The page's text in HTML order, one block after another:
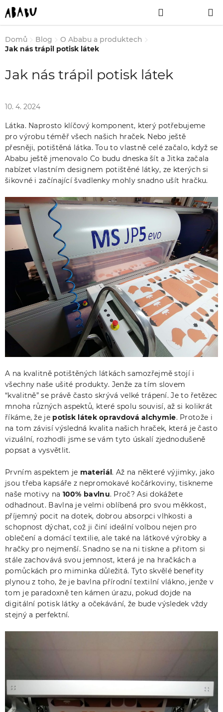
Přejít
na
obsah
NÁKUPNÍ
KOŠÍK
Domů
Blog
O Ababu a produktech
Jak nás trápil potisk látek
Jak nás trápil potisk látek
10. 4. 2024
Látka. Naprosto klíčový komponent, který potřebujeme
pro výrobu téměř všech našich hraček. Nebo ještě
přesněji, potištěná látka. Tou to vlastně celé začalo, když se
Ababu ještě jmenovalo Co budu dneska šít a Jitka začala
nabízet vlastním designem potištěné látky, ze kterých si
šikovné i začínající švadlenky mohly snadno ušít hračku.
A na kvalitně potištěných látkách samozřejmě stojí i
všechny naše ušité produkty. Jenže za tím slovem
“kvalitně” se právě často skrývá velké trápení. Je to řetězec
mnoha různých aspektů, které spolu souvisí, až si kolikrát
říkáme, že je potisk látek opravdová alchymie. Protože i
na tom závisí výsledná kvalita našich hraček, která je často
vizuální, rozhodli jsme se vám tyto úskalí zjednodušeně
popsat a vysvětlit.
Prvním aspektem je materiál. Až na některé výjimky, jako
jsou třeba kapsáře z nepromokavé kočárkoviny, tiskneme
naše motivy na 100% bavlnu. Proč? Asi dokážete
odhadnout. Bavlna je velmi oblíbená pro svou měkkost,
příjemný pocit na dotek, dobrou absorpci vlhkosti a
schopnost dýchat, což ji činí ideální volbou nejen pro
oblečení a domácí textilie, ale také na látkové výrobky a
hračky pro nejmenší. Snadno se na ni tiskne a přitom si
stále zachovává svou jemnost, která je na hračkách a
pomůckách pro miminka důležitá. Tyto skvělé benefity
plynou z toho, že je bavlna přírodní textilní vlákno, jenže v
tom je paradoxně ten kámen úrazu, pokud dojde na
digitální potisk látky a očekávání, že bude výsledek vždy
stejný a perfektní.